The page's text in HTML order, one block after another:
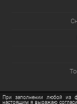
При заполнении любой из
настоящим я выражаю